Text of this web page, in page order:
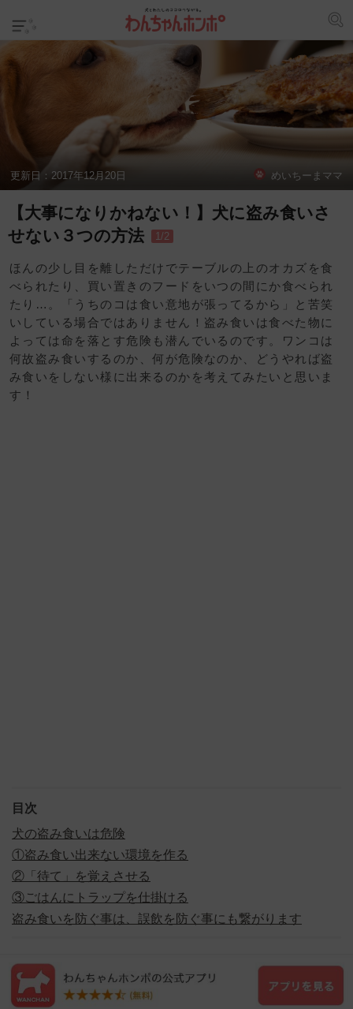
更新日： 2017年12月20日 めいちーまママ
【大事になりかねない！】犬に盗み食いさ
せない３つの方法
1/2
ほんの少し目を離しただけでテーブルの上のオカズを食
べられたり、買い置きのフードをいつの間にか食べられ
たり…。「うちのコは食い意地が張ってるから」と苦笑
いしている場合ではありません！盗み食いは食べた物に
よっては命を落とす危険も潜んでいるのです。ワンコは
何故盗み食いするのか、何が危険なのか、どうやれば盗
み食いをしない様に出来るのかを考えてみたいと思いま
す！
目次
犬の盗み食いは危険
①盗み食い出来ない環境を作る
②「待て」を覚えさせる
③ごはんにトラップを仕掛ける
盗み食いを防ぐ事は、誤飲を防ぐ事にも繋がります